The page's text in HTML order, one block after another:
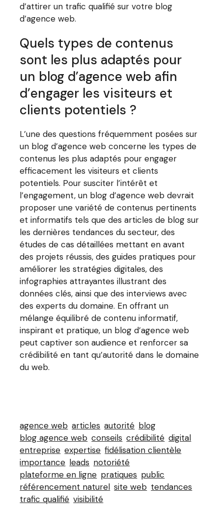
d’attirer un trafic qualifié sur votre blog
d’agence web.
Quels types de contenus
sont les plus adaptés pour
un blog d’agence web afin
d’engager les visiteurs et
clients potentiels ?
L’une des questions fréquemment posées sur
un blog d’agence web concerne les types de
contenus les plus adaptés pour engager
efficacement les visiteurs et clients
potentiels. Pour susciter l’intérêt et
l’engagement, un blog d’agence web devrait
proposer une variété de contenus pertinents
et informatifs tels que des articles de blog sur
les dernières tendances du secteur, des
études de cas détaillées mettant en avant
des projets réussis, des guides pratiques pour
améliorer les stratégies digitales, des
infographies attrayantes illustrant des
données clés, ainsi que des interviews avec
des experts du domaine. En offrant un
mélange équilibré de contenu informatif,
inspirant et pratique, un blog d’agence web
peut captiver son audience et renforcer sa
crédibilité en tant qu’autorité dans le domaine
du web.
agence web articles autorité blog
blog agence web conseils crédibilité digital
entreprise expertise fidélisation clientèle
importance leads notoriété
plateforme en ligne pratiques public
référencement naturel site web tendances
trafic qualifié visibilité